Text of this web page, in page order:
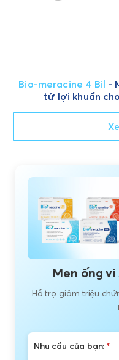
Bio-meracine 4 Bil -
tử lợi khuẩn
Men ống
Hỗ trợ giảm triệu
Nhu cầu của bạn:*